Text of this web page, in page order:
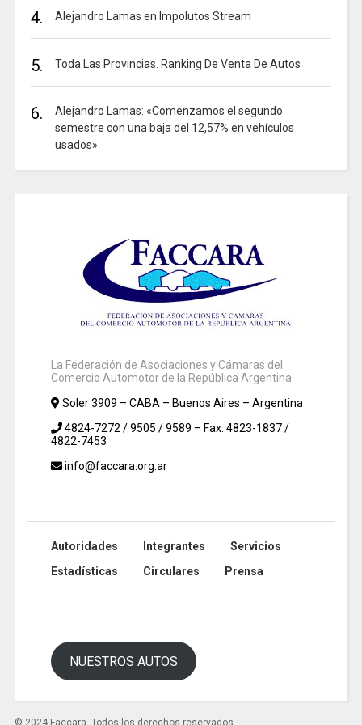
4. Alejandro Lamas en Impolutos Stream
5. Toda Las Provincias. Ranking De Venta De Autos
6.
Alejandro Lamas: «Comenzamos el segundo
semestre con una baja del 12,57% en vehículos
usados»
La Federación de Asociaciones y Cámaras del
Comercio Automotor de la República Argentina
Soler 3909 – CABA – Buenos Aires – Argentina
4824-7272 / 9505 / 9589 – Fax: 4823-1837 /
4822-7453
info@faccara.org.ar
Autoridades Integrantes
Servicios
Estadísticas
Circulares Prensa
NUESTROS AUTOS
© 2024 Faccara. Todos los derechos reservados.